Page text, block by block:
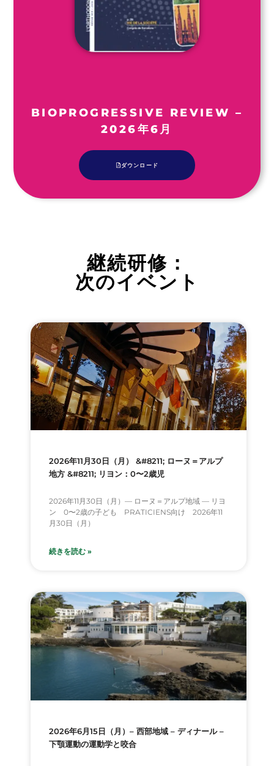
BIOPROGRESSIVE REVIEW –
2026年6月
ダウンロード
継続研修：
次のイベント
2026年11月30日（月） &#8211; ローヌ＝アルプ
地方 &#8211; リヨン：0〜2歳児
2026年11月30日（月）— ローヌ＝アルプ地域 — リヨ
ン 0〜2歳の子ども PRATICIENS向け 2026年11
月30日（月）
続きを読む »
2026年6月15日（月）– 西部地域 – ディナール –
下顎運動の運動学と咬合